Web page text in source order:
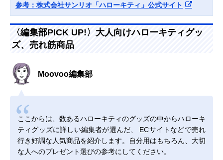
参考：株式会社サンリオ「ハローキティ」公式サイト
〈編集部PICK UP!〉大人向けハローキティグッ
ズ、売れ筋商品
Moovoo編集部
ここからは、数あるハローキティのグッズの中からハローキ
ティグッズに詳しい編集者が選んだ、 ECサイトなどで売れ
行き好調な人気商品を紹介します。自分用はもちろん、大切
な人へのプレゼント選びの参考にしてください。